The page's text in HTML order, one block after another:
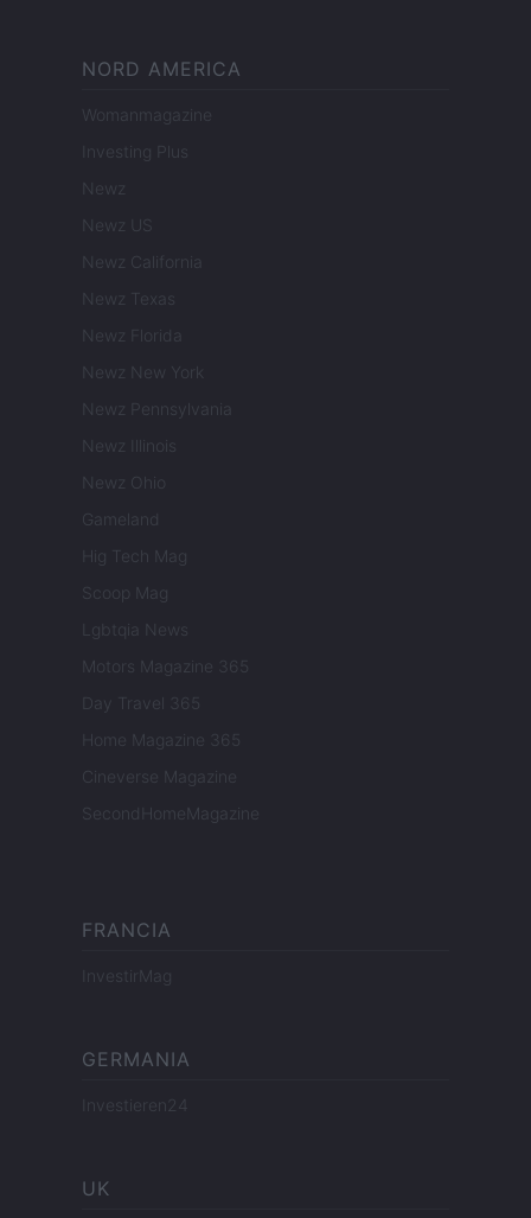
NORD AMERICA
Womanmagazine
Investing Plus
Newz
Newz US
Newz California
Newz Texas
Newz Florida
Newz New York
Newz Pennsylvania
Newz Illinois
Newz Ohio
Gameland
Hig Tech Mag
Scoop Mag
Lgbtqia News
Motors Magazine 365
Day Travel 365
Home Magazine 365
Cineverse Magazine
SecondHomeMagazine
FRANCIA
InvestirMag
GERMANIA
Investieren24
UK